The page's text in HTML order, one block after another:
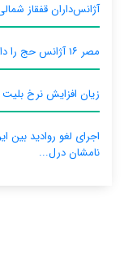
آژانس‌داران قفقاز
مصر ۱۶ آژانس حج را دادگاهی می‌کند
زیان افزایش نرخ بلیت
اجرای لغو روادید بین
نامشان درل...